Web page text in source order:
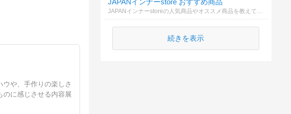
や、手作りの楽しさ
のに感じさせる内容展
続きを表示